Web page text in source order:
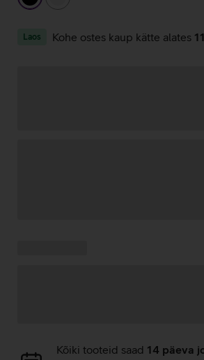
Laos Kohe ostes kaup kätte alates
AndmeteKõiki tooteid saad 14 päeva